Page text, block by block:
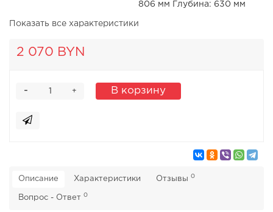
806 мм Глубина: 630 мм
Показать все характеристики
2 070 BYN
+
- В корзину
Описание Характеристики Отзывы 0
Вопрос - Ответ 0